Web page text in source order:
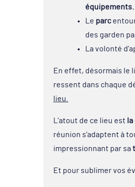
équipements.
Le parc
des garden
La volonté
En effet, désormais le
ressent dans chaque
lieu.
L’atout de ce lieu est
réunion s’adaptent à
impressionnant par sa
Et pour sublimer vos